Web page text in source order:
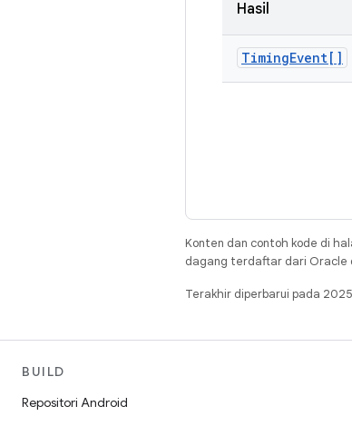
Hasil
TimingEvent[]
Konten dan contoh kode di
dagang terdaftar dari Oracle
Terakhir diperbarui pada
BUILD
Repositori Android